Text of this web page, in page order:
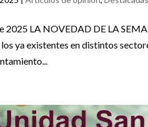
2025 LA NOVEDAD DE LA
ya existentes en distintos